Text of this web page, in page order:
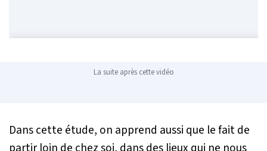
La suite après cette vidéo
Dans cette étude, on apprend aussi que le fait de